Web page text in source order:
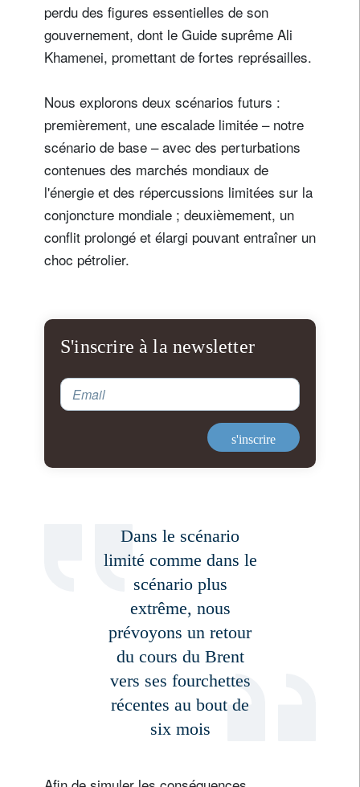
perdu des figures essentielles de son
gouvernement, dont le Guide suprême Ali
Khamenei, promettant de fortes représailles.
Nous explorons deux scénarios futurs :
premièrement, une escalade limitée – notre
scénario de base – avec des perturbations
contenues des marchés mondiaux de
l'énergie et des répercussions limitées sur la
conjoncture mondiale ; deuxièmement, un
conflit prolongé et élargi pouvant entraîner un
choc pétrolier.
S'inscrire à la newsletter
Email
s'inscrire
Dans le scénario
limité comme dans le
scénario plus
extrême, nous
prévoyons un retour
du cours du Brent
vers ses fourchettes
récentes au bout de
six mois